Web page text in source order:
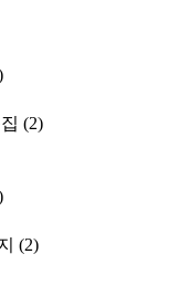
(2)
(2)